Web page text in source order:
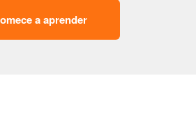
a aprender